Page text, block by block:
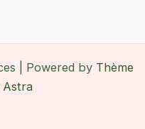
| Powered by Thème
Astra